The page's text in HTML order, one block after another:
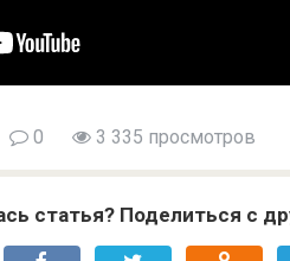
0 3 335 просмотров
статья? Поделиться с